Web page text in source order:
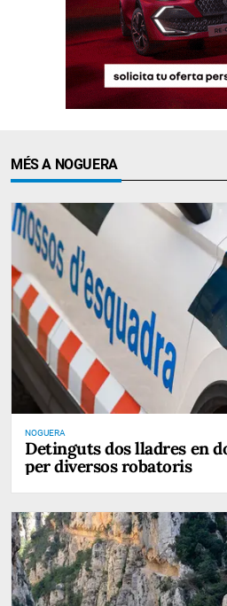
MÉS A NOGUERA
NOGUERA
Detinguts dos lladres en
per diversos robatoris